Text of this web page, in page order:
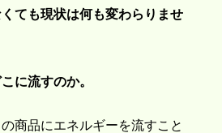
ても現状は何も変わらりませ
に流すのか。
商品にエネルギーを流すこと